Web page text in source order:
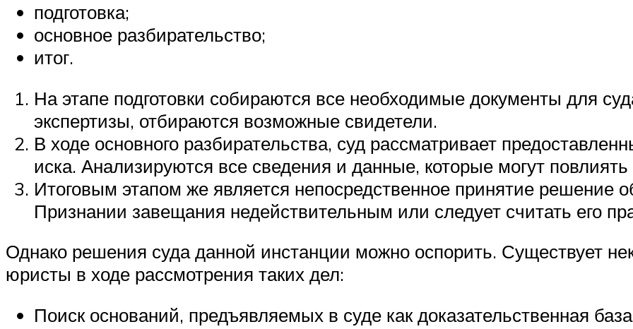
подготовка;
основное разбирательство;
итог.
На этапе подготовки собираются все необходимые документы для
экспертизы, отбираются возможные свидетели.
В ходе основного разбирательства, суд рассматривает
иска. Анализируются все сведения и данные, которые могут
Итоговым этапом же является непосредственное принятие решение
Признании завещания недействительным или следует считать его
Однако решения суда данной инстанции можно оспорить. Существует
юристы в ходе рассмотрения таких дел:
Поиск оснований, предъявляемых в суде как доказательственная